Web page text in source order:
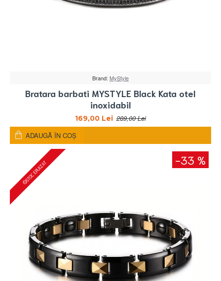
Brand: MyStyle
Bratara barbati MYSTYLE Black Kata otel
inoxidabil
169,00 Lei 289,00 Lei
ADAUGĂ ÎN COŞ
-33 %
STOC EPUIZAT